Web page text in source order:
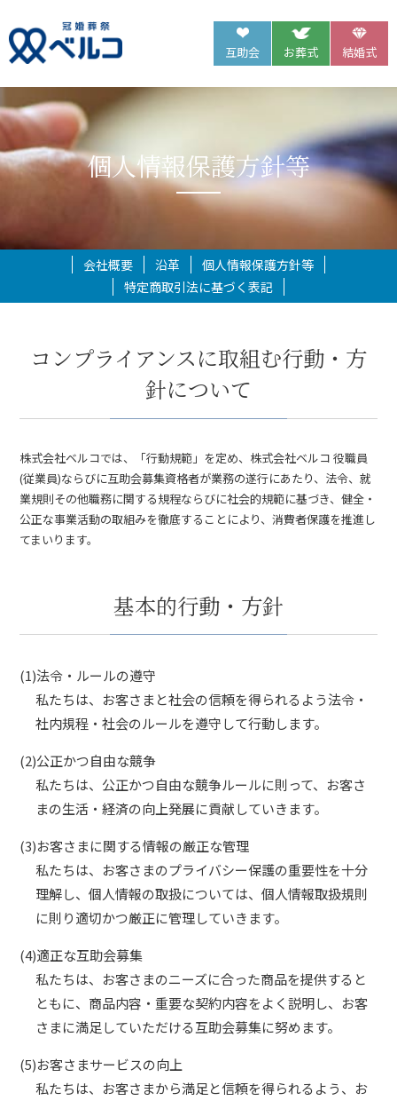
互助会 お葬式 結婚式
個人情報保護方針等
会社概要 沿革
個人情報保護方針等
特定商取引法に基づく表記
コンプライアンスに取組む行動・方
針について
株式会社ベルコでは、「行動規範」を定め、株式会社ベルコ 役職員
(従業員)ならびに互助会募集資格者が業務の遂行にあたり、法令、就
業規則その他職務に関する規程ならびに社会的規範に基づき、健全・
公正な事業活動の取組みを徹底することにより、消費者保護を推進し
てまいります。
基本的行動・方針
(1)法令・ルールの遵守
私たちは、お客さまと社会の信頼を得られるよう法令・
社内規程・社会のルールを遵守して行動します。
(2)公正かつ自由な競争
私たちは、公正かつ自由な競争ルールに則って、お客さ
まの生活・経済の向上発展に貢献していきます。
(3)お客さまに関する情報の厳正な管理
私たちは、お客さまのプライバシー保護の重要性を十分
理解し、個人情報の取扱については、個人情報取扱規則
に則り適切かつ厳正に管理していきます。
(4)適正な互助会募集
私たちは、お客さまのニーズに合った商品を提供すると
ともに、商品内容・重要な契約内容をよく説明し、お客
さまに満足していただける互助会募集に努めます。
(5)お客さまサービスの向上
私たちは、お客さまから満足と信頼を得られるよう、お